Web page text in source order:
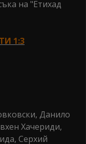
на "Етихад
1:3
Данило
Хачериди,
Серхий